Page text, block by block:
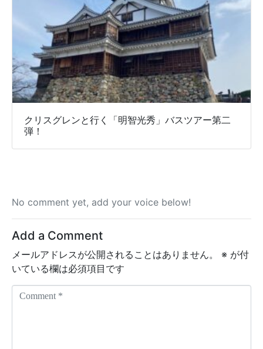
クリスグレンと行く「明智光秀」バスツアー第二
弾！
No comment yet, add your voice below!
Add a Comment
メールアドレスが公開されることはありません。 ※ が付
いている欄は必須項目です